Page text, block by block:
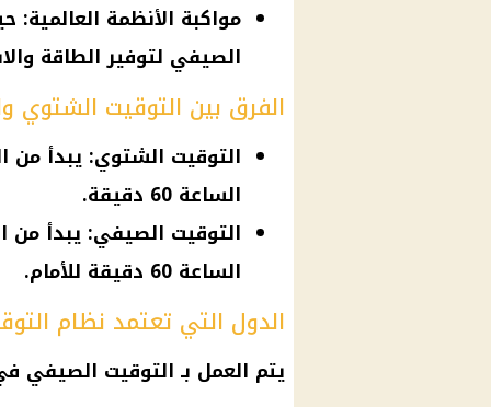
مواكبة الأنظمة
الصيفي لتوفير الطاقة
الفرق بين التوقيت الشتوي
التوقيت الشتوي: يبدأ من
الساعة 60 دقيقة.
التوقيت الصيفي: يبدأ من
الساعة 60 دقيقة للأمام.
الدول التي تعتمد نظام
يتم العمل بـ التوقيت الصيفي